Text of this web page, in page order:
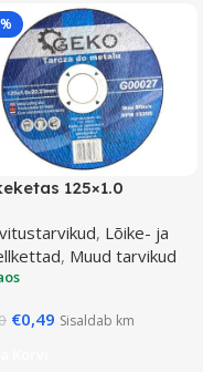
125×1.0
, Lõike- ja
, Muud tarvikud
€0,49 Sisaldab km